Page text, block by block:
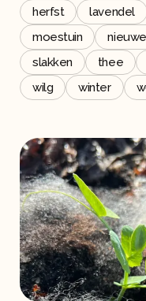
herfst
lavendel
moestuin
slakken
thee
wilg
winter